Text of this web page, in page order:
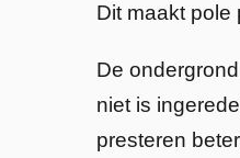
Dit maakt pole
De
niet is
presteren